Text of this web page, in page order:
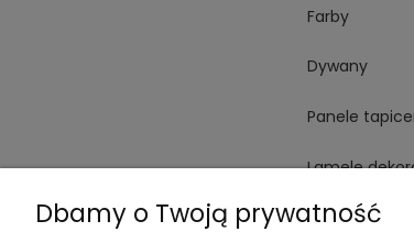
Farby
Dywany
Panele
Lamele
Płytki
Dbamy o Twoją prywatność